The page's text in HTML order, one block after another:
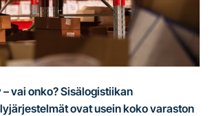
vai onko? Sisälogistiikan
ovat usein koko varaston